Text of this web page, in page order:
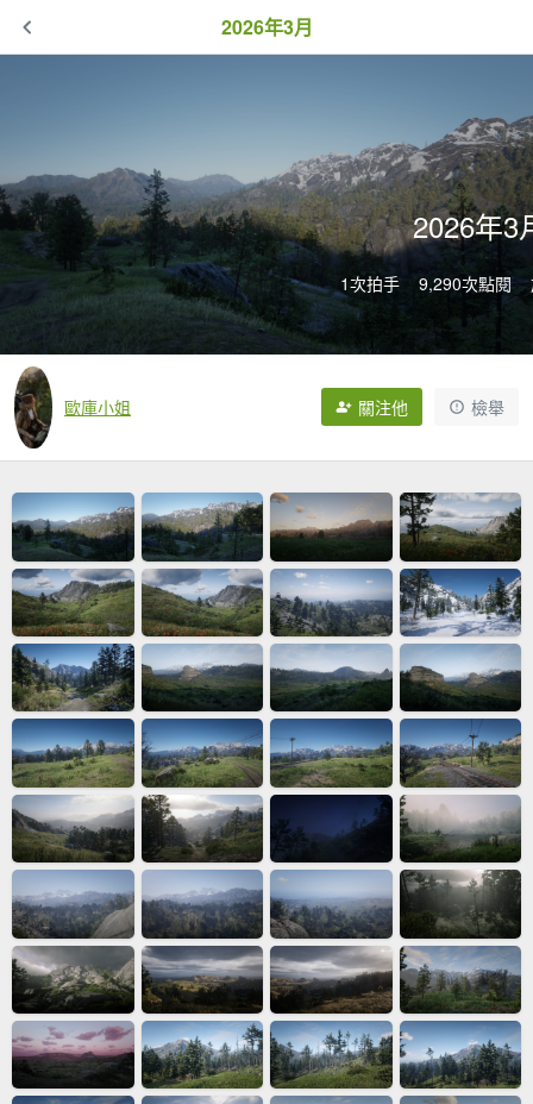
2026年3月
2026年3
1次拍手 9,290次點閱
歐庫小姐 關注他 檢舉